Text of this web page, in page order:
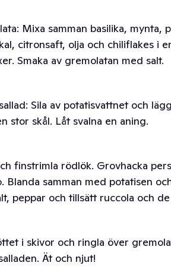
Mixa samman basilika, mynta,
citronsaft, olja och chiliflakes i
Smaka av gremolatan med salt.
Sila av potatisvattnet och
stor skål. Låt svalna en aning.
finstrimla rödlök. Grovhacka
Blanda samman med potatisen
peppar och tillsätt ruccola och
i skivor och ringla över
Ät och njut!